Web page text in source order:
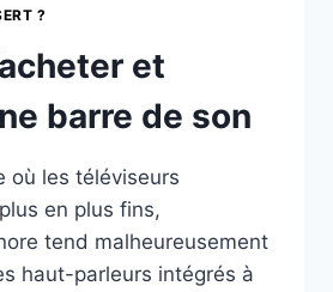
?
et
barre de son
où les téléviseurs
en plus fins,
tend malheureusement
haut-parleurs intégrés à